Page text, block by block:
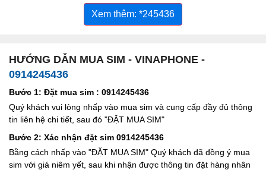
Xem thêm: *245436
HƯỚNG DẪN MUA SIM - VINAPHONE -
0914245436
Bước 1: Đặt mua sim : 0914245436
Quý khách vui lòng nhấp vào mua sim và cung cấp đầy đủ thông
tin liên hệ chi tiết, sau đó "ĐẶT MUA SIM"
Bước 2: Xác nhận đặt sim 0914245436
Bằng cách nhấp vào "ĐẶT MUA SIM" Quý khách đã đồng ý mua
sim với giá niêm yết, sau khi nhận được thông tin đặt hàng nhân